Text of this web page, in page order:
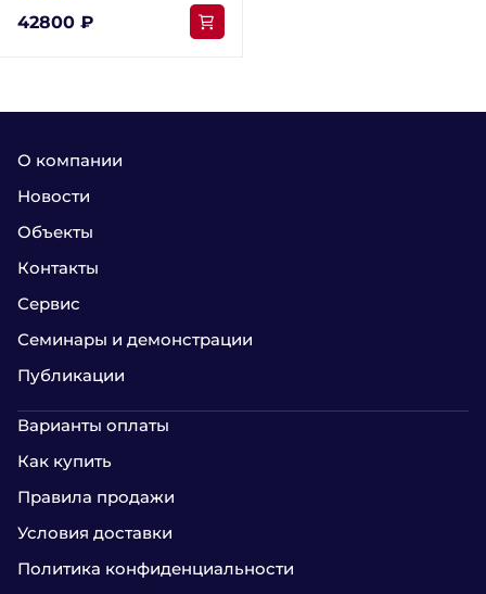
42800 ₽
О компании
Новости
Объекты
Контакты
Сервис
Семинары и демонстрации
Публикации
Варианты оплаты
Как купить
Правила продажи
Условия доставки
Политика конфиденциальности